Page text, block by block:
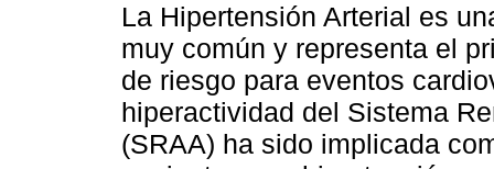
La Hipertensión Arterial es
muy común y representa el
de riesgo para eventos
hiperactividad del Sistema
(SRAA) ha sido implicada